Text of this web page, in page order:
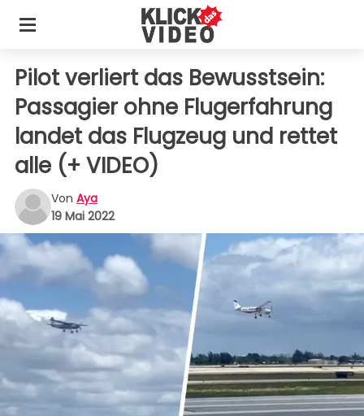
Pilot verliert das Bewusstsein:
Passagier ohne Flugerfahrung
landet das Flugzeug und rettet
alle (+ VIDEO)
Von Aya
19 Mai 2022